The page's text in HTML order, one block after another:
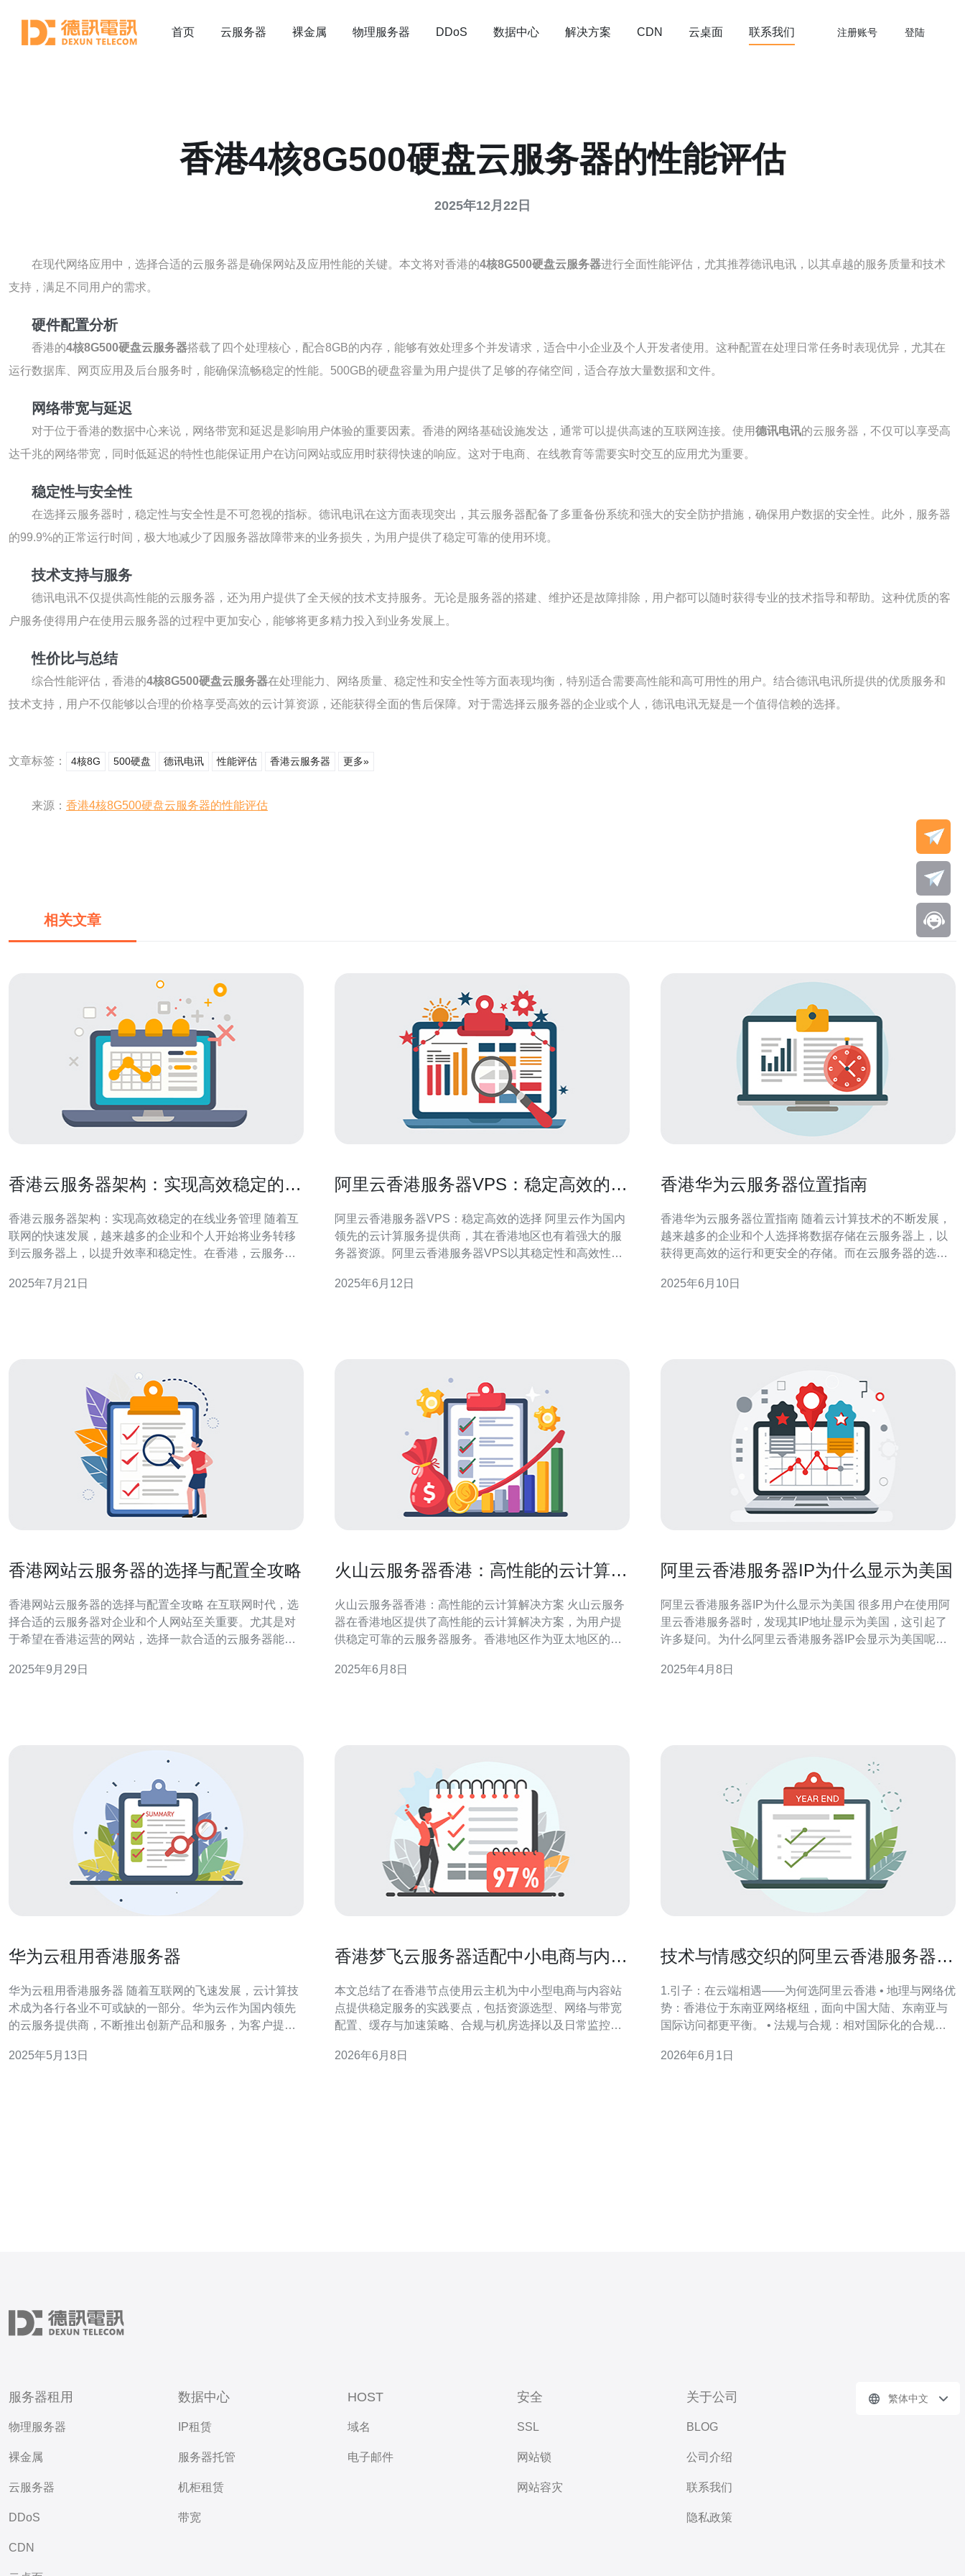
首页 云服务器 裸金属 物理服务器 DDoS 数据中心 解决方案 CDN 云桌面 联系我们 注册账号 登陆
香港4核8G500硬盘云服务器的性能评估
2025年12月22日
在现代网络应用中，选择合适的云服务器是确保网站及应用性能的关键。本文将对香港的4核8G500硬盘云服务器进行全面性能评估，尤其推荐德讯电讯，以其卓越的服务质量和技术
支持，满足不同用户的需求。
硬件配置分析
香港的4核8G500硬盘云服务器搭载了四个处理核心，配合8GB的内存，能够有效处理多个并发请求，适合中小企业及个人开发者使用。这种配置在处理日常任务时表现优异，尤其在
运行数据库、网页应用及后台服务时，能确保流畅稳定的性能。500GB的硬盘容量为用户提供了足够的存储空间，适合存放大量数据和文件。
网络带宽与延迟
对于位于香港的数据中心来说，网络带宽和延迟是影响用户体验的重要因素。香港的网络基础设施发达，通常可以提供高速的互联网连接。使用德讯电讯的云服务器，不仅可以享受高
达千兆的网络带宽，同时低延迟的特性也能保证用户在访问网站或应用时获得快速的响应。这对于电商、在线教育等需要实时交互的应用尤为重要。
稳定性与安全性
在选择云服务器时，稳定性与安全性是不可忽视的指标。德讯电讯在这方面表现突出，其云服务器配备了多重备份系统和强大的安全防护措施，确保用户数据的安全性。此外，服务器
的99.9%的正常运行时间，极大地减少了因服务器故障带来的业务损失，为用户提供了稳定可靠的使用环境。
技术支持与服务
德讯电讯不仅提供高性能的云服务器，还为用户提供了全天候的技术支持服务。无论是服务器的搭建、维护还是故障排除，用户都可以随时获得专业的技术指导和帮助。这种优质的客
户服务使得用户在使用云服务器的过程中更加安心，能够将更多精力投入到业务发展上。
性价比与总结
综合性能评估，香港的4核8G500硬盘云服务器在处理能力、网络质量、稳定性和安全性等方面表现均衡，特别适合需要高性能和高可用性的用户。结合德讯电讯所提供的优质服务和
技术支持，用户不仅能够以合理的价格享受高效的云计算资源，还能获得全面的售后保障。对于需选择云服务器的企业或个人，德讯电讯无疑是一个值得信赖的选择。
文章标签： 4核8G 500硬盘 德讯电讯 性能评估 香港云服务器 更多»
来源： 香港4核8G500硬盘云服务器的性能评估
相关文章
香港云服务器架构：实现高效稳定的在
香港云服务器架构：实现高效稳定的在线业务管理 随着互
联网的快速发展，越来越多的企业和个人开始将业务转移
到云服务器上，以提升效率和稳定性。在香港，云服务器
广泛认可。 香港云服务器架构采用先进的技术和硬件设
2025年7月21日
阿里云香港服务器VPS：稳定高效的选
阿里云香港服务器VPS：稳定高效的选择 阿里云作为国内
领先的云计算服务提供商，其在香港地区也有着强大的服
务器资源。阿里云香港服务器VPS以其稳定性和高效性而
设备，配备多重冗余备份系统，确保数据安全和稳定性。
2025年6月12日
香港华为云服务器位置指南
香港华为云服务器位置指南 随着云计算技术的不断发展，
越来越多的企业和个人选择将数据存储在云服务器上，以
获得更高效的运行和更安全的存储。而在云服务器的选择
青睐。本文将为您介绍香港华为云服务器的位置指南，帮
2025年6月10日
香港网站云服务器的选择与配置全攻略
香港网站云服务器的选择与配置全攻略 在互联网时代，选
择合适的云服务器对企业和个人网站至关重要。尤其是对
于希望在香港运营的网站，选择一款合适的云服务器能够
的攻略，帮助您在选择和配置香港云服务器时更加得心应
2025年9月29日
火山云服务器香港：高性能的云计算解
火山云服务器香港：高性能的云计算解决方案 火山云服务
器在香港地区提供了高性能的云计算解决方案，为用户提
供稳定可靠的云服务器服务。香港地区作为亚太地区的重
户提供快速、稳定的云计算服务。 火山云服务器在香港地
2025年6月8日
阿里云香港服务器IP为什么显示为美国
阿里云香港服务器IP为什么显示为美国 很多用户在使用阿
里云香港服务器时，发现其IP地址显示为美国，这引起了
许多疑问。为什么阿里云香港服务器IP会显示为美国呢？
识。 IP地址归属是根据地理位置来判断IP地址所属的国家
2025年4月8日
华为云租用香港服务器
华为云租用香港服务器 随着互联网的飞速发展，云计算技
术成为各行各业不可或缺的一部分。华为云作为国内领先
的云服务提供商，不断推出创新产品和服务，为客户提供
在香港地区租用服务器的服务，吸引了广泛关注。 香港作
2025年5月13日
香港梦飞云服务器适配中小电商与内容
本文总结了在香港节点使用云主机为中小型电商与内容站
点提供稳定服务的实践要点，包括资源选型、网络与带宽
配置、缓存与加速策略、合规与机房选择以及日常监控与
与访问体验。 多少带宽和并发能满足中小电商和内容站点
2026年6月8日
技术与情感交织的阿里云香港服务器小
1.引子：在云端相遇——为何选阿里云香港 • 地理与网络优
势：香港位于东南亚网络枢纽，面向中国大陆、东南亚与
国际访问都更平衡。 • 法规与合规：相对国际化的合规环
布：大陆到香港的常见单程延迟约为 20–80 ms，东南亚到
2026年6月1日
服务器租用
物理服务器
裸金属
云服务器
DDoS
CDN
数据中心
IP租赁
服务器托管
机柜租赁
带宽
HOST
域名
电子邮件
安全
SSL
网站锁
网站容灾
关于公司
BLOG
公司介绍
联系我们
隐私政策
繁体中文